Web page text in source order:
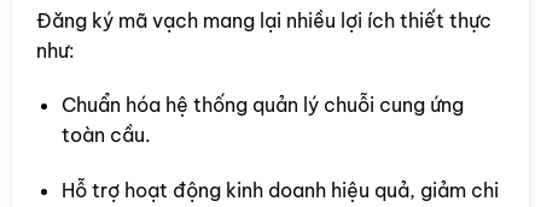
Đăng ký mã vạch mang lại nhiều lợi ích thiết thực
như:
Chuẩn hóa hệ thống quản lý chuỗi cung ứng
toàn cầu.
Hỗ trợ hoạt động kinh doanh hiệu quả, giảm chi